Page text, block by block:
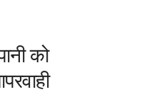
को